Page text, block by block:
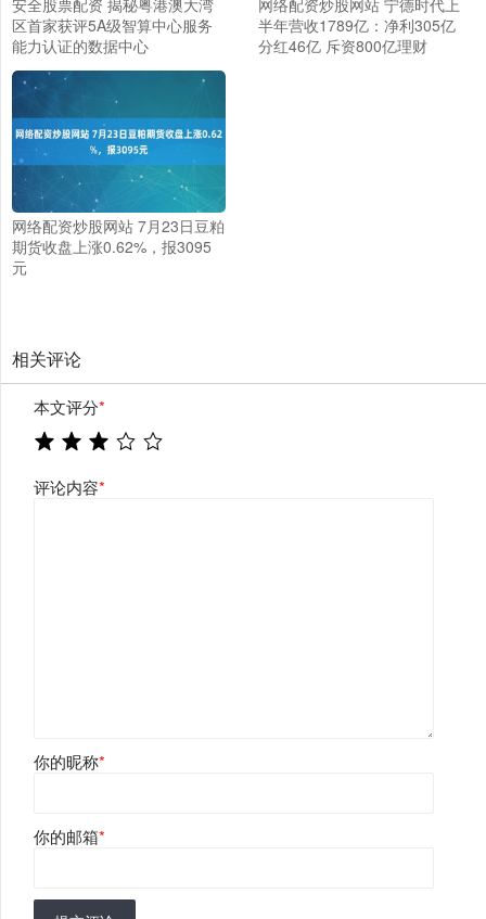
区首家获评5A级智算中心服务
能力认证的数据中心
半年营收1789亿：净利305亿
分红46亿 斥资800亿理财
网络配资炒股网站 7月23日豆粕
期货收盘上涨0.62%，报3095
元
相关评论
本文评分*
评论内容*
你的昵称*
你的邮箱*